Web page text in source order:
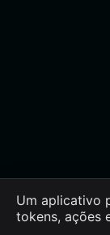
Um aplicativo
tokens, ações